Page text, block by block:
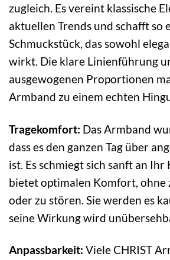
zugleich. Es vereint klassische
aktuellen Trends und schafft so
Schmuckstück, das sowohl
wirkt. Die klare Linienführung
ausgewogenen Proportionen
Armband zu einem echten
Tragekomfort: Das Armband
dass es den ganzen Tag über
ist. Es schmiegt sich sanft an
bietet optimalen Komfort, ohne
oder zu stören. Sie werden es
seine Wirkung wird
Anpassbarkeit: Viele CHRIST